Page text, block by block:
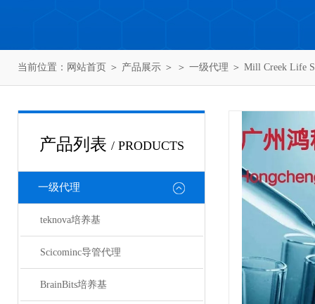
当前位置： 网站首页 ＞ 产品展示 ＞ ＞ 一级代理 ＞ Mill Creek Life
产品列表 / PRODUCTS
一级代理
teknova培养基
Scicominc导管代理
BrainBits培养基